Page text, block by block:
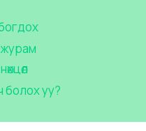
болох уу?